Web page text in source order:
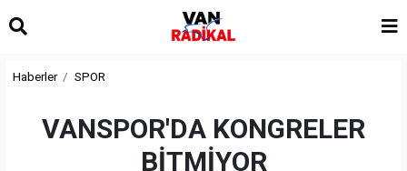
Haberler SPOR
VANSPOR'DA KONGRELER
BİTMİYOR